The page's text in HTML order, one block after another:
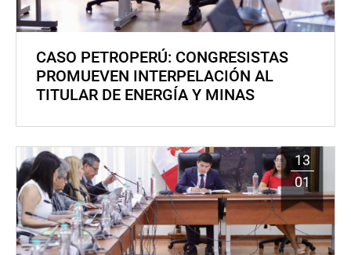
CASO PETROPERÚ: CONGRESISTAS
PROMUEVEN INTERPELACIÓN AL
TITULAR DE ENERGÍA Y MINAS
13
01